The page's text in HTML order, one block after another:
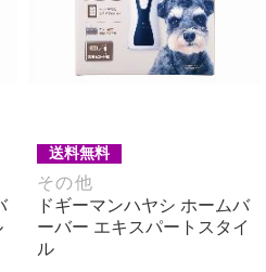
送料無料
その他
ドギーマンハヤシ ホームバ
ーバー エキスパートスタイ
ル